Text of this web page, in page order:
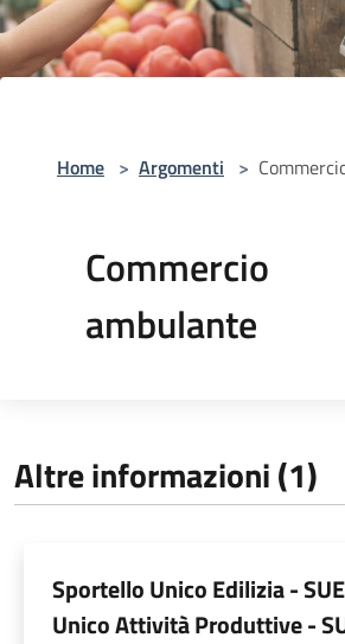
Home > Argomenti >
Commercio
ambulante
Altre informazioni (1)
Sportello Unico Edilizia -
Unico Attività Produttive -